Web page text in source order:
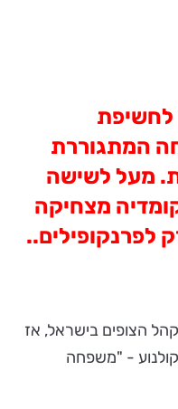
לחשיפת
המתגוררת
מעל לשישה
מצחיקה
לפרנקופילים..
הצופים בישראל, אז
- "משפחה